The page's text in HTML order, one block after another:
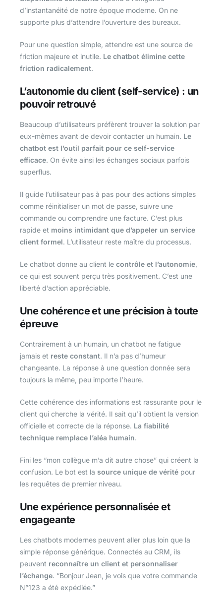
d’instantanéité de notre époque moderne. On ne
supporte plus d’attendre l’ouverture des bureaux.
Pour une question simple, attendre est une source de
friction majeure et inutile. Le chatbot élimine cette
friction radicalement.
L’autonomie du client (self-service) : un
pouvoir retrouvé
Beaucoup d’utilisateurs préfèrent trouver la solution par
eux-mêmes avant de devoir contacter un humain. Le
chatbot est l’outil parfait pour ce self-service
efficace. On évite ainsi les échanges sociaux parfois
superflus.
Il guide l’utilisateur pas à pas pour des actions simples
comme réinitialiser un mot de passe, suivre une
commande ou comprendre une facture. C’est plus
rapide et moins intimidant que d’appeler un service
client formel. L’utilisateur reste maître du processus.
Le chatbot donne au client le contrôle et l’autonomie
ce qui est souvent perçu très positivement. C’est une
liberté d’action appréciable.
Une cohérence et une précision à toute
épreuve
Contrairement à un humain, un chatbot ne fatigue
jamais et reste constant. Il n’a pas d’humeur
changeante. La réponse à une question donnée sera
toujours la même, peu importe l’heure.
Cette cohérence des informations est rassurante pour le
client qui cherche la vérité. Il sait qu’il obtient la version
officielle et correcte de la réponse. La fiabilité
technique remplace l’aléa humain.
Fini les “mon collègue m’a dit autre chose” qui créent la
confusion. Le bot est la source unique de vérité pour
les requêtes de premier niveau.
Une expérience personnalisée et
engageante
Les chatbots modernes peuvent aller plus loin que la
simple réponse générique. Connectés au CRM, ils
peuvent reconnaître un client et personnaliser
l’échange. “Bonjour Jean, je vois que votre commande
N°123 a été expédiée.”